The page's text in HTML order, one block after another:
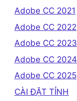
Adobe CC 2021
Adobe CC 2022
Adobe CC 2023
Adobe CC 2024
Adobe CC 2025
CÀI ĐẶT TỈNH